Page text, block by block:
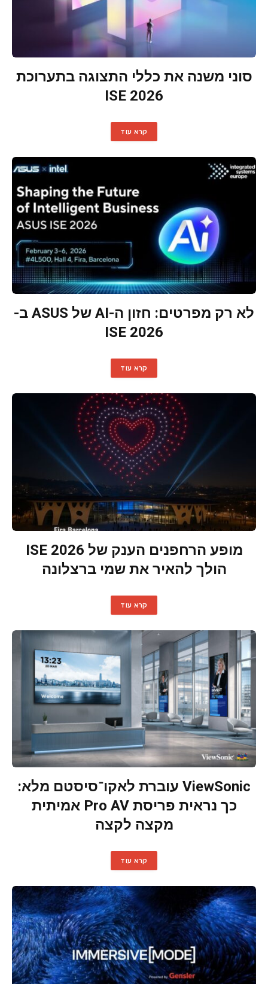
סוני משנה את כללי התצוגה בתערוכת
ISE 2026
קרא עוד
לא רק מפרטים: חזון ה-AI של ASUS ב-
ISE 2026
קרא עוד
מופע הרחפנים הענק של ISE 2026
הולך להאיר את שמי ברצלונה
קרא עוד
ViewSonic עוברת לאקו־סיסטם מלא:
כך נראית פריסת Pro AV אמיתית
מקצה לקצה
קרא עוד